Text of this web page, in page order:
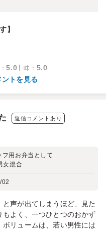
】
：5.0 味 ： 5.0
トを見る
返信コメントあり
用お弁当として
女混合
02
声が出てしまうほど、見た
よく、一つひとつのおかず
リュームは、若い男性には